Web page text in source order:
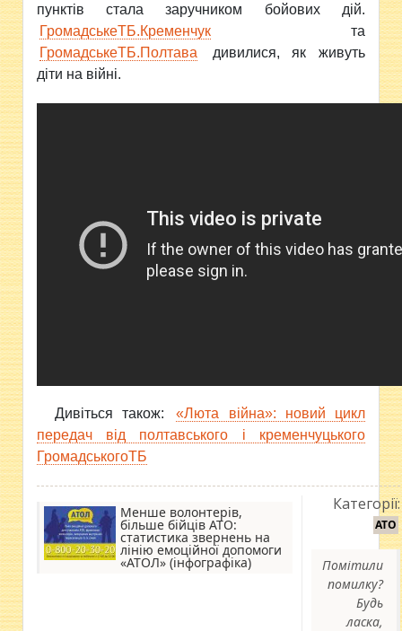
пунктів стала заручником бойових дій.
ГромадськеТБ.Кременчук
та
ГромадськеТБ.Полтава
дивилися, як живуть
діти на війні.
Дивіться також:
«Люта війна»: новий цикл
передач від полтавського і кременчуцького
ГромадськогоТБ
Менше волонтерів,
більше бійців АТО:
статистика звернень на
лінію емоційної допомоги
«АТОЛ» (інфографіка)
Категорії:
АТО
Помітили
помилку?
Будь
ласка,